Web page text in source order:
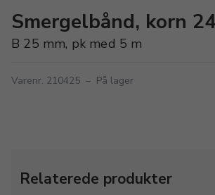
Smergelbånd, korn
B 25 mm, pk med 5 m
Varenr. 210425 – På lager
Relaterede produkter